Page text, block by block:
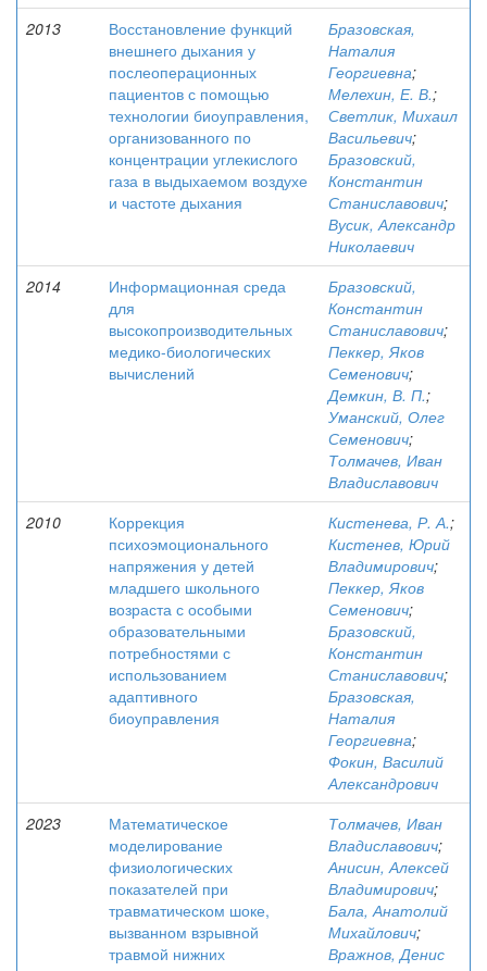
2013
Восстановление функций
внешнего дыхания у
послеоперационных
пациентов с помощью
технологии биоуправления,
организованного по
концентрации углекислого
газа в выдыхаемом воздухе
и частоте дыхания
Бразовская,
Наталия
Георгиевна;
Мелехин, Е. В.;
Светлик, Михаил
Васильевич;
Бразовский,
Константин
Станиславович;
Вусик, Александр
Николаевич
2014
Информационная среда
для
высокопроизводительных
медико-биологических
вычислений
Бразовский,
Константин
Станиславович;
Пеккер, Яков
Семенович;
Демкин, В. П.;
Уманский, Олег
Семенович;
Толмачев, Иван
Владиславович
2010
Коррекция
психоэмоционального
напряжения у детей
младшего школьного
возраста с особыми
образовательными
потребностями с
использованием
адаптивного
биоуправления
Кистенева, Р. А.;
Кистенев, Юрий
Владимирович;
Пеккер, Яков
Семенович;
Бразовский,
Константин
Станиславович;
Бразовская,
Наталия
Георгиевна;
Фокин, Василий
Александрович
2023
Математическое
моделирование
физиологических
показателей при
травматическом шоке,
вызванном взрывной
травмой нижних
Толмачев, Иван
Владиславович;
Анисин, Алексей
Владимирович;
Бала, Анатолий
Михайлович;
Вражнов, Денис